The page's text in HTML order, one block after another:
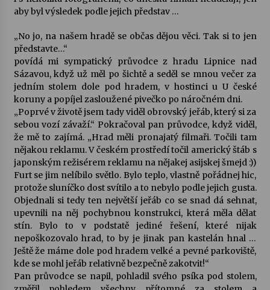
Veselí muzikanti
Pozvánka na integrační festival Quijotova
šedesátka: 28. 7.–1. 8. 2026
28. 7. 2026
Letní koncerty ve Stromovce: Kolchoz a
Jenakaši
28. 7. 2026
Votavžatský ploty
23. 7. 2026
Letní koncerty ve Stromovce: Rufus Miller
22. 7. 2026
Vysočinka
aby byl výsledek podle jejich představ …
„No jo, na našem hradě se občas dějou věci. Tak si to jen
představte…“
povídá mi sympatický průvodce z hradu Lipnice nad
Sázavou, když už měl po šichtě a seděl se mnou večer za
jedním stolem dole pod hradem, v hostinci u U české
koruny a popíjel zasloužené pivečko po náročném dni.
„Poprvé v životě jsem tady viděl obrovský jeřáb, který si za
sebou vozí závaží.“ Pokračoval pan průvodce, když viděl,
že mě to zajímá. „Hrad měli pronajatý filmaři. Točili tam
nějakou reklamu. V českém prostředí točil americký štáb s
japonským režisérem reklamu na nějakej asijskej šmejd :))
Furt se jim nelíbilo světlo. Bylo teplo, vlastně pořádnej hic,
protože sluníčko dost svítilo a to nebylo podle jejich gusta.
Objednali si tedy ten největší jeřáb co se snad dá sehnat,
upevnili na něj pochybnou konstrukci, která měla dělat
stín. Bylo to v podstatě jediné řešení, které nijak
nepoškozovalo hrad, to by je jinak pan kastelán hnal …
Ještě že máme dole pod hradem velké a pevné parkoviště,
kde se mohl jeřáb relativně bezpečně zakotvit!“
Pan průvodce se napil, pohladil svého psíka pod stolem,